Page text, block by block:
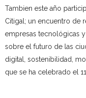
Tambien este año
Citigal; un encuentro de
empresas tecnológicas
sobre el futuro de las
digital, sostenibilidad,
que se ha celebrado el